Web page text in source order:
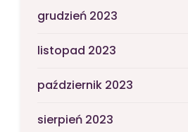
grudzień 2023
listopad 2023
październik 2023
sierpień 2023